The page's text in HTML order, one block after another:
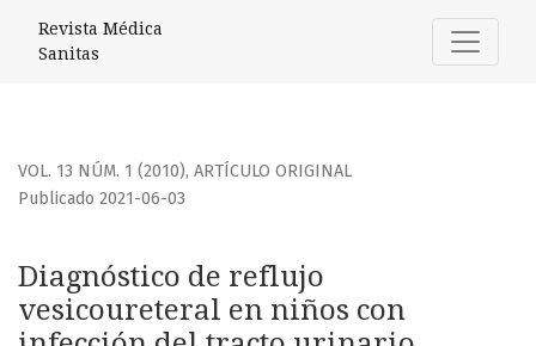
Diagnóstico de reflujo vesicoureteral en niños con
Revista Médica
Sanitas
VOL. 13 NÚM. 1 (2010), ARTÍCULO ORIGINAL
Diagnóstico de reflujo
vesicoureteral en niños con
Publicado 2021-06-03